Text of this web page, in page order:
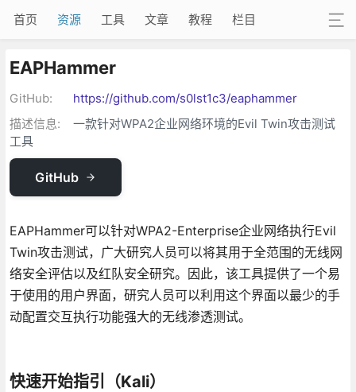
首页 资源 工具 文章 教程 栏目
EAPHammer
GitHub:
https://github.com/s0lst1c3/eaphammer
描述信息:
一款针对WPA2企业网络环境的Evil Twin攻击测试
工具
GitHub
EAPHammer可以针对WPA2-Enterprise企业网络执行Evil
Twin攻击测试，广大研究人员可以将其用于全范围的无线网
络安全评估以及红队安全研究。因此，该工具提供了一个易
于使用的用户界面，研究人员可以利用这个界面以最少的手
动配置交互执行功能强大的无线渗透测试。
快速开始指引（Kali）